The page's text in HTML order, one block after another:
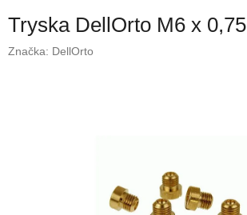
Tryska DellOrto M6 x 0,75
Značka: DellOrto